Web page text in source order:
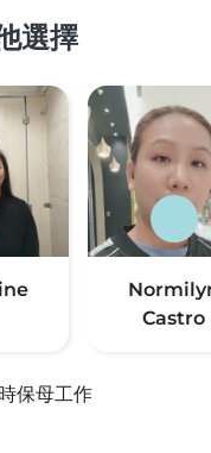
選擇
Castro
保母工作